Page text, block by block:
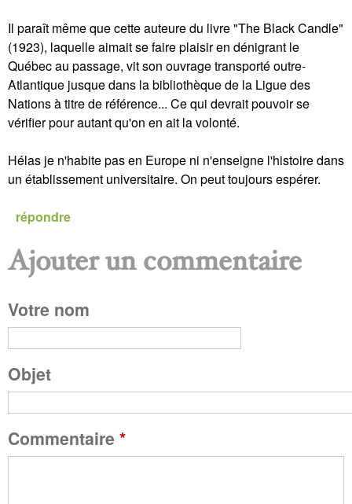
Il paraît même que cette auteure du livre "The Black Candle"
(1923), laquelle aimait se faire plaisir en dénigrant le
Québec au passage, vit son ouvrage transporté outre-
Atlantique jusque dans la bibliothèque de la Ligue des
Nations à titre de référence... Ce qui devrait pouvoir se
vérifier pour autant qu'on en ait la volonté.
Hélas je n'habite pas en Europe ni n'enseigne l'histoire dans
un établissement universitaire. On peut toujours espérer.
répondre
P
a
g
e
s
Ajouter un commentaire
Votre nom
Objet
Commentaire *